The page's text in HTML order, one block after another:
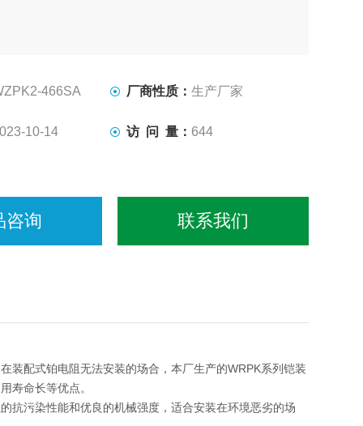
466SA 厂商性质： 生产厂家
10-14 访 问 量： 644
咨询 联系我们
装配式铂电阻无法安装的场合，本厂生产的WRPK系列铠装
寿命长等优点。
抗污染性能和优良的机械强度，适合安装在环境恶劣的场